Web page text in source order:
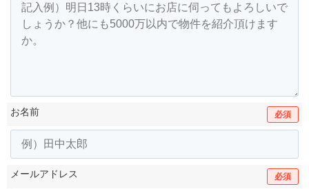
お名前 必須
メールアドレス 必須